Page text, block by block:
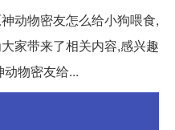
动物密友怎么给小狗喂食,
家带来了相关内容,感兴趣
物密友给...